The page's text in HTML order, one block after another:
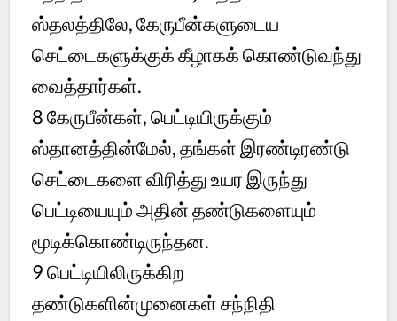
ஸ்தலத்திலே, கேருபீன்களுடைய
செட்டைகளுக்குக் கீழாகக் கொண்டுவந்து
வைத்தார்கள்.
8கேருபீன்கள், பெட்டியிருக்கும்
ஸ்தானத்தின்மேல், தங்கள் இரண்டிரண்டு
செட்டைகளை விரித்து உயர இருந்து
பெட்டியையும் அதின் தண்டுகளையும்
மூடிக்கொண்டிருந்தன.
9பெட்டியிலிருக்கிற
தண்டுகளின்முனைகள் சந்நிதி